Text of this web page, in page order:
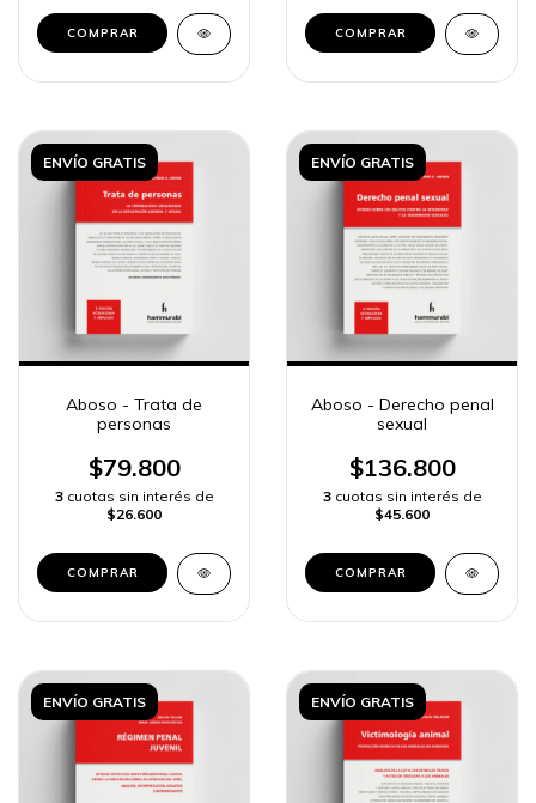
COMPRAR COMPRAR
ENVÍO GRATIS
Aboso - Trata de
personas
$79.800
3 cuotas sin interés de
$26.600
COMPRAR
ENVÍO GRATIS
Aboso - Derecho penal
sexual
$136.800
3 cuotas sin interés de
$45.600
COMPRAR
ENVÍO GRATIS ENVÍO GRATIS